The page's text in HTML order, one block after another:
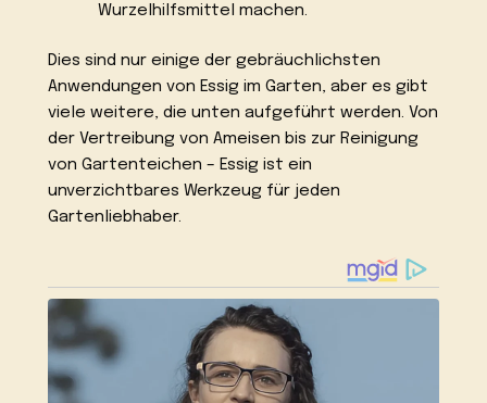
Wurzelhilfsmittel machen.
Dies sind nur einige der gebräuchlichsten
Anwendungen von Essig im Garten, aber es gibt
viele weitere, die unten aufgeführt werden. Von
der Vertreibung von Ameisen bis zur Reinigung
von Gartenteichen – Essig ist ein
unverzichtbares Werkzeug für jeden
Gartenliebhaber.